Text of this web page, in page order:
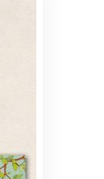
Passwort